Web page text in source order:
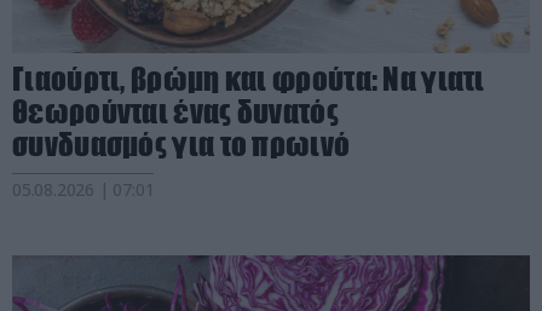
Γιαούρτι, βρώμη και φρούτα: Να γιατι
θεωρούνται ένας δυνατός
συνδυασμός για το πρωινό
05.08.2026 | 07:01